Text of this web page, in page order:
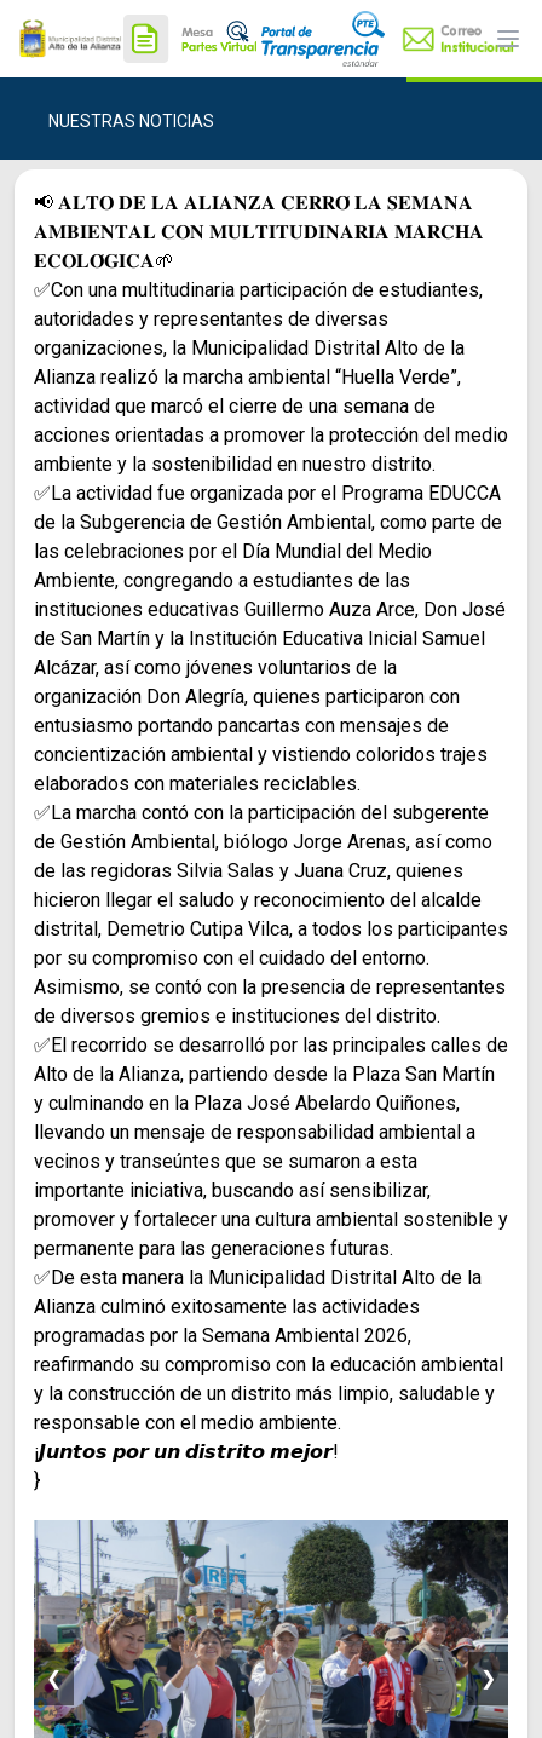
NUESTRAS NOTICIAS
📢 𝐀𝐋𝐓𝐎 𝐃𝐄 𝐋𝐀 𝐀𝐋𝐈𝐀𝐍𝐙𝐀 𝐂𝐄𝐑𝐑𝐎́ 𝐋𝐀 𝐒𝐄𝐌𝐀𝐍𝐀
𝐀𝐌𝐁𝐈𝐄𝐍𝐓𝐀𝐋 𝐂𝐎𝐍 𝐌𝐔𝐋𝐓𝐈𝐓𝐔𝐃𝐈𝐍𝐀𝐑𝐈𝐀 𝐌𝐀𝐑𝐂𝐇𝐀
𝐄𝐂𝐎𝐋𝐎́𝐆𝐈𝐂𝐀🌱
✅Con una multitudinaria participación de estudiantes,
autoridades y representantes de diversas
organizaciones, la Municipalidad Distrital Alto de la
Alianza realizó la marcha ambiental “Huella Verde”,
actividad que marcó el cierre de una semana de
acciones orientadas a promover la protección del medio
ambiente y la sostenibilidad en nuestro distrito.
✅La actividad fue organizada por el Programa EDUCCA
de la Subgerencia de Gestión Ambiental, como parte de
las celebraciones por el Día Mundial del Medio
Ambiente, congregando a estudiantes de las
instituciones educativas Guillermo Auza Arce, Don José
de San Martín y la Institución Educativa Inicial Samuel
Alcázar, así como jóvenes voluntarios de la
organización Don Alegría, quienes participaron con
entusiasmo portando pancartas con mensajes de
concientización ambiental y vistiendo coloridos trajes
elaborados con materiales reciclables.
✅La marcha contó con la participación del subgerente
de Gestión Ambiental, biólogo Jorge Arenas, así como
de las regidoras Silvia Salas y Juana Cruz, quienes
hicieron llegar el saludo y reconocimiento del alcalde
distrital, Demetrio Cutipa Vilca, a todos los participantes
por su compromiso con el cuidado del entorno.
Asimismo, se contó con la presencia de representantes
de diversos gremios e instituciones del distrito.
✅El recorrido se desarrolló por las principales calles de
Alto de la Alianza, partiendo desde la Plaza San Martín
y culminando en la Plaza José Abelardo Quiñones,
llevando un mensaje de responsabilidad ambiental a
vecinos y transeúntes que se sumaron a esta
importante iniciativa, buscando así sensibilizar,
promover y fortalecer una cultura ambiental sostenible y
permanente para las generaciones futuras.
✅De esta manera la Municipalidad Distrital Alto de la
Alianza culminó exitosamente las actividades
programadas por la Semana Ambiental 2026,
reafirmando su compromiso con la educación ambiental
y la construcción de un distrito más limpio, saludable y
responsable con el medio ambiente.
¡𝙅𝙪𝙣𝙩𝙤𝙨 𝙥𝙤𝙧 𝙪𝙣 𝙙𝙞𝙨𝙩𝙧𝙞𝙩𝙤 𝙢𝙚𝙟𝙤𝙧!
}
❮ ❯